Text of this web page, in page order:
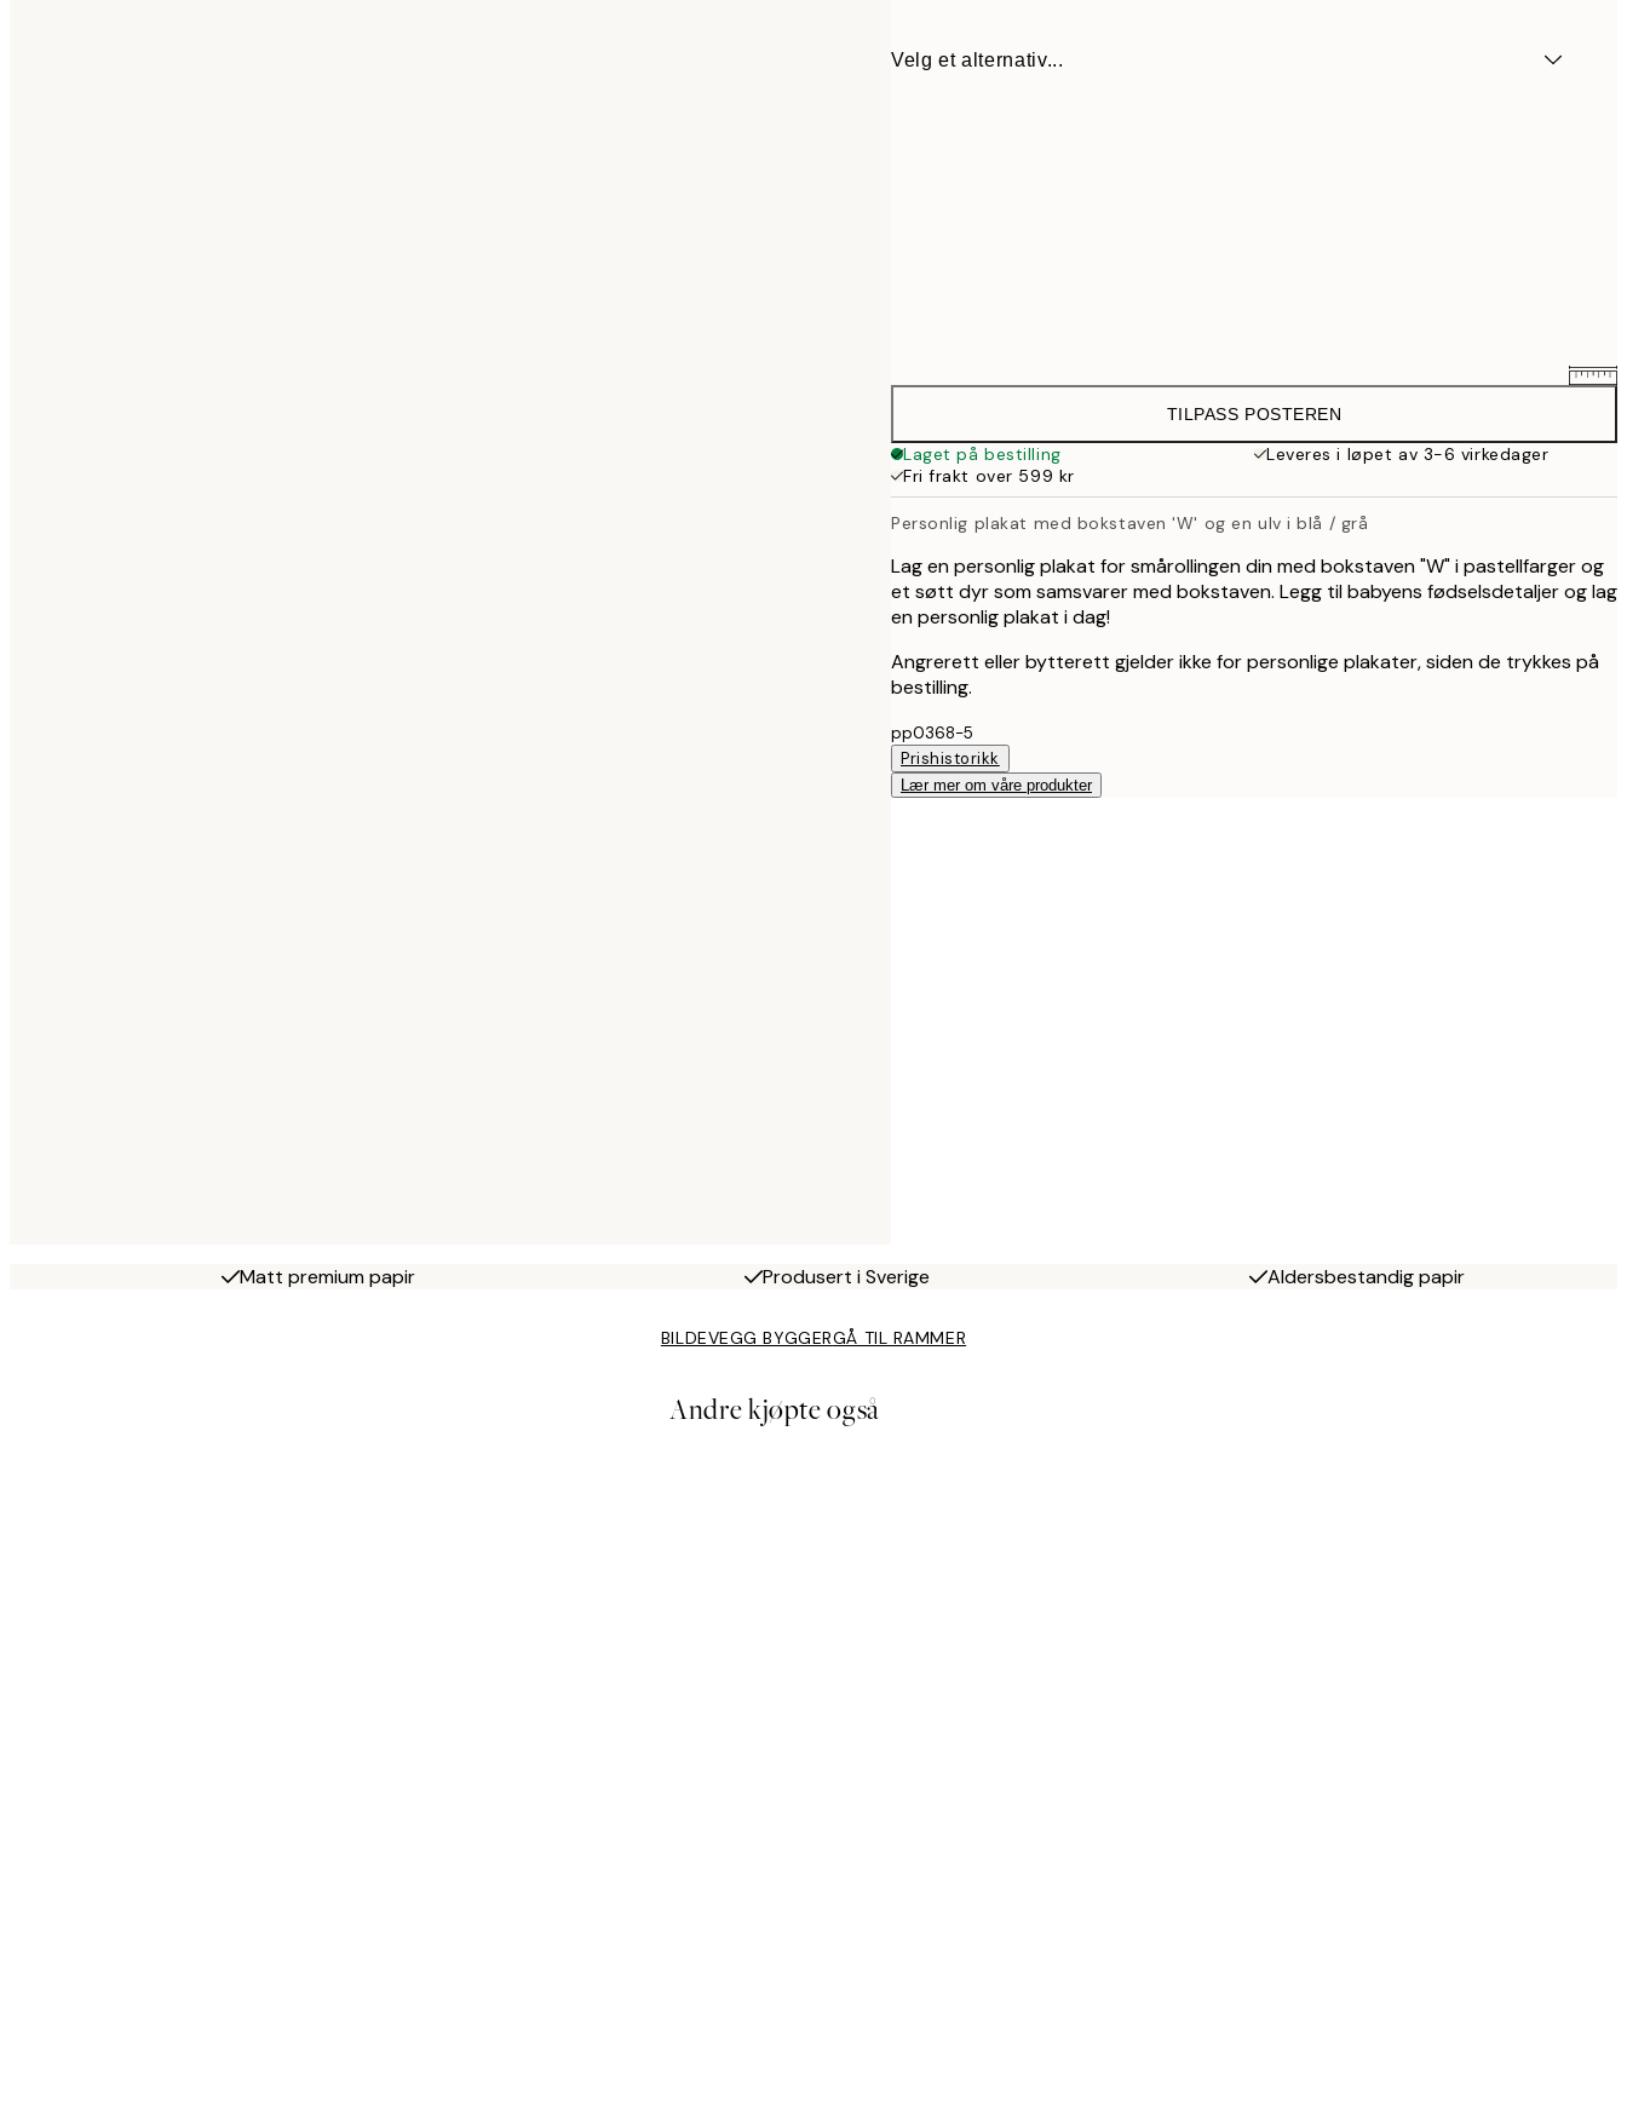
Velg et alternativ...
449 kr
499 kr
TILPASS POSTEREN
Laget på bestilling
Leveres i løpet av 3-6 virkedager
Fri frakt over 599 kr
Personlig plakat med bokstaven 'W' og en ulv i blå / grå
Lag en personlig plakat for smårollingen din med bokstaven "W" i pastellfarger og
et søtt dyr som samsvarer med bokstaven. Legg til babyens fødselsdetaljer og lag
en personlig plakat i dag!
Angrerett eller bytterett gjelder ikke for personlige plakater, siden de trykkes på
bestilling.
pp0368-5
Prishistorikk
Lær mer om våre produkter
Matt premium papir Produsert i Sverige Aldersbestandig papir
BILDEVEGG BYGGERGÅ TIL RAMMER
Andre kjøpte også